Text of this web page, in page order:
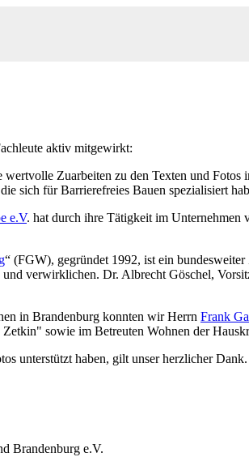
aktiv mitgewirkt:
Zuarbeiten zu den Texten und
sich für Barrierefreies Bauen spezialisiert
e.V. hat durch ihre Tätigkeit im Unternehmen
“ (FGW), gegründet 1992, ist ein
verwirklichen. Dr. Albrecht Göschel,
in Brandenburg konnten wir Herrn Frank
sowie im Betreuten Wohnen der
unterstützt haben, gilt unser herzlicher Dank.
Brandenburg e.V.